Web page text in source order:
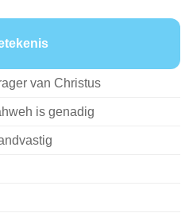
van Christus
is genadig